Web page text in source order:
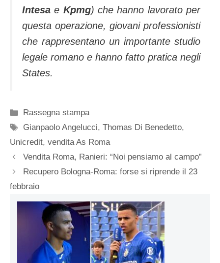
Intesae Kpmg) che hanno lavorato per
questa operazione, giova­ni professionisti
che rappre­sentano un importante studio
legale romano e hanno fatto pratica negli
States.
Categorie
Rassegna stampa
Tag
Gianpaolo Angelucci,Thomas Di Benedetto,
Unicredit, vendita As Roma
Vendita Roma, Ranieri: “Noi pensiamo al campo”
Recupero Bologna-Roma: forse si riprende il 23
febbraio